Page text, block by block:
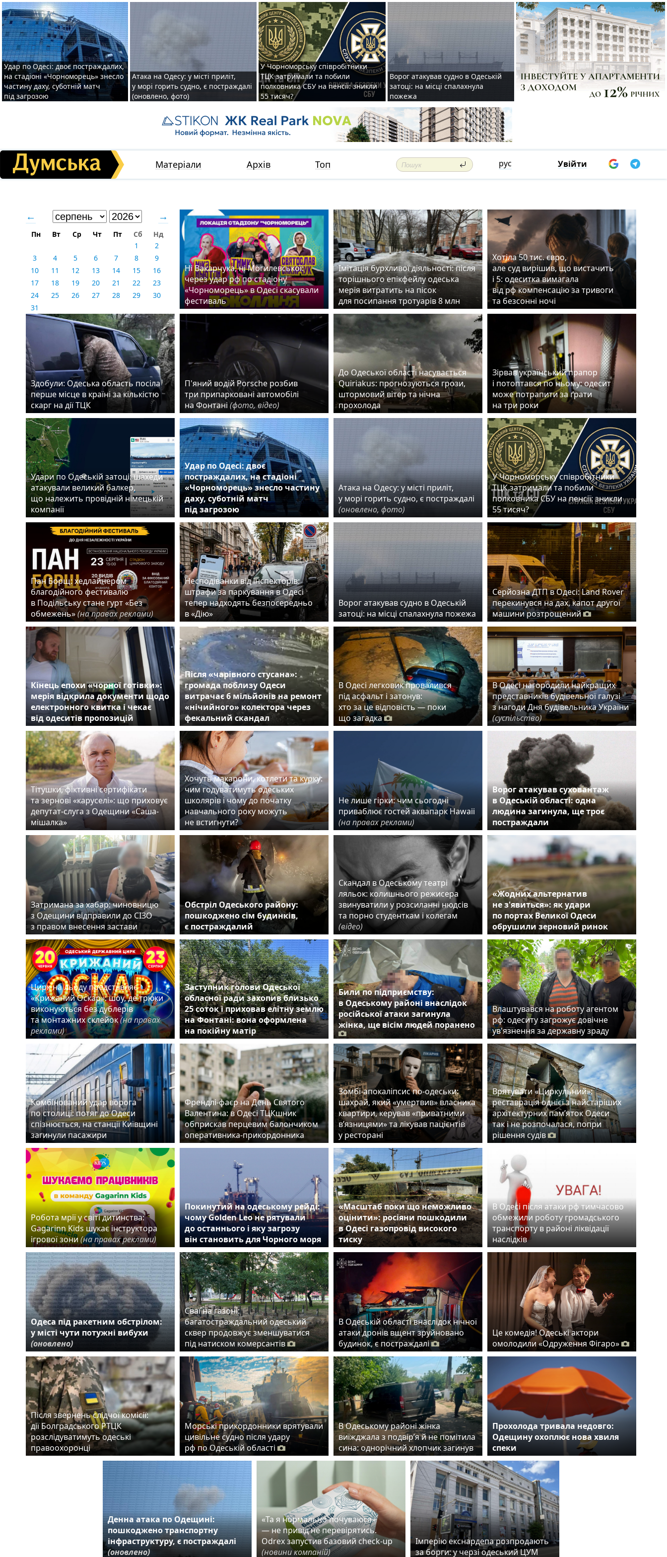
Удар по Одесі: двоє постраждалих,
на стадіоні «Чорноморець» знесло
частину даху, суботній матч
під загрозою
Атака на Одесу: у місті приліт,
у морі горить судно, є постраждалі
(оновлено, фото)
У Чорноморську співробітники
ТЦК затримали та побили
полковника СБУ на пенсії: зникли
55 тисяч?
Ворог атакував судно в Одеській
затоці: на місці спалахнула
пожежа
Матеріали Архів Топ рус Увійти
← →
Пн Вт Ср Чт Пт Сб
Нд
1
2
3
4 5 6 7 8
9
10
11 12 13 14 15
16
17
18 19 20 21 22
23
24
25 26 27 28 29
30
31
Ні Вакарчука, ні Могилевської:
через удар рф по стадіону
«Чорноморець» в Одесі скасували
фестиваль
Імітація бурхливої діяльності: після
торішнього епікфейлу одеська
мерія витратить на пісок
для посипання тротуарів 8 млн
Хотіла 50 тис. євро,
але суд вирішив, що вистачить
і 5: одеситка вимагала
від рф компенсацію за тривоги
та безсонні ночі
Здобули: Одеська область посіла
перше місце в країні за кількістю
скарг на дії ТЦК
П'яний водій Porsche розбив
три припарковані автомобілі
на Фонтані (фото, відео)
До Одеської області насувається
Quiriakus: прогнозуються грози,
штормовий вітер та нічна
прохолода
Зірвав український прапор
і потоптався по ньому: одесит
може потрапити за ґрати
на три роки
Удари по Одеській затоці: шахеди
атакували великий балкер,
що належить провідній німецькій
компанії
Удар по Одесі: двоє
постраждалих, на стадіоні
«Чорноморець» знесло частину
даху, суботній матч
під загрозою
Атака на Одесу: у місті приліт,
у морі горить судно, є постраждалі
(оновлено, фото)
У Чорноморську співробітники
ТЦК затримали та побили
полковника СБУ на пенсії: зникли
55 тисяч?
Пан Борщ: хедлайнером
благодійного фестивалю
в Подільську стане гурт «Без
обмежень»(на правах реклами)
Несподіванки від інспекторів:
штрафи за паркування в Одесі
тепер надходять безпосередньо
в «Дію»
Ворог атакував судно в Одеській
затоці: на місці спалахнула пожежа
Серйозна ДТП в Одесі: Land Rover
перекинувся на дах, капот другої
машини розтрощений
Кінець епохи «чорної готівки»:
мерія відкрила документи щодо
електронного квитка і чекає
від одеситів пропозицій
Після «чарівного стусана»:
громада поблизу Одеси
витрачає 6 мільйонів на ремонт
«нічийного» колектора через
фекальний скандал
В Одесі легковик провалився
під асфальт і затонув:
хто за це відповість — поки
що загадка
В Одесі нагородили найкращих
представників будівельної галузі
з нагоди Дня будівельника України
(суспільство)
Тітушки, фіктивні сертифікати
та зернові «каруселі»: що приховує
депутат-слуга з Одещини «Саша-
мішалка»
Хочуть макарони, котлети та курку:
чим годуватимуть одеських
школярів і чому до початку
навчального року можуть
не встигнути?
Не лише гірки: чим сьогодні
приваблює гостей аквапарк Hawaii
(на правах реклами)
Ворог атакував суховантаж
в Одеській області: одна
людина загинула, ще троє
постраждали
Затримана за хабар: чиновницю
з Одещини відправили до СІЗО
з правом внесення застави
Обстріл Одеського району:
пошкоджено сім будинків,
є постраждалий
Скандал в Одеському театрі
ляльок: колишнього режисера
звинуватили у розсиланні нюдсів
та порно студенткам і колегам
(відео)
«Жодних альтернатив
не з'явиться»: як удари
по портах Великої Одеси
обрушили зерновий ринок
Цирк на льоду представляє
«Крижаний Оскар»: шоу, де трюки
виконуються без дублерів
та монтажних склейок(на правах
реклами)
Заступник голови Одеської
обласної ради захопив близько
25 соток і приховав елітну землю
на Фонтані: вона оформлена
на покійну матір
Били по підприємству:
в Одеському районі внаслідок
російської атаки загинула
жінка, ще вісім людей поранено
Влаштувався на роботу агентом
рф: одеситу загрожує довічне
ув'язнення за державну зраду
Комбінований удар ворога
по столиці: потяг до Одеси
спізнюється, на станції Київщині
загинули пасажири
Френдлі-фаєр на День Святого
Валентина: в Одесі ТЦКшник
обприскав перцевим балончиком
оперативника-прикордонника
Зомбі-апокаліпсис по-одеськи:
шахрай, який «умертвив» власника
квартири, керував «приватними
в’язницями» та лікував пацієнтів
у ресторані
Врятувати «Циркульний»:
реставрація однієї з найстаріших
архітектурних пам’яток Одеси
так і не розпочалася, попри
рішення судів
Робота мрії у світі дитинства:
Gagarinn Kids шукає інструктора
ігрової зони(на правах реклами)
Покинутий на одеському рейді:
чому Golden Leo не рятували
до останнього і яку загрозу
він становить для Чорного моря
«Масштаб поки що неможливо
оцінити»: росіяни пошкодили
в Одесі газопровід високого
тиску
В Одесі після атаки рф тимчасово
обмежили роботу громадського
транспорту в районі ліквідації
наслідків
Одеса під ракетним обстрілом:
у місті чути потужні вибухи
(оновлено)
Сваї на газоні:
багатостраждальний одеський
сквер продовжує зменшуватися
під натиском комерсантів
В Одеській області внаслідок нічної
атаки дронів вщент зруйновано
будинок, є постраждалі
Це комедія! Одеські актори
омолодили «Одруження Фігаро»
Після звернень слідчої комісії:
дії Болградського РТЦК
розслідуватимуть одеські
правоохоронці
Морські прикордонники врятували
цивільне судно після удару
рф по Одеській області
В Одеському районі жінка
виїжджала з подвір’я й не помітила
сина: однорічний хлопчик загинув
Прохолода тривала недовго:
Одещину охоплює нова хвиля
спеки
Денна атака по Одещині:
пошкоджено транспортну
інфраструктуру, є постраждалі
(оновлено)
«Та я нормально почуваюся»
— не привід не перевірятись.
Odrex запустив базовий check-up
(новини компаній)
Імперію екснардепа розпродають
за борги: у черзі одеський ЦУМ